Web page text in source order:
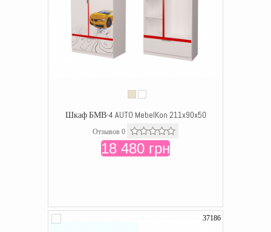
Шкаф БМВ-4 AUTO MebelKon 211x90x50
Отзывов 0
18 480 грн
37186